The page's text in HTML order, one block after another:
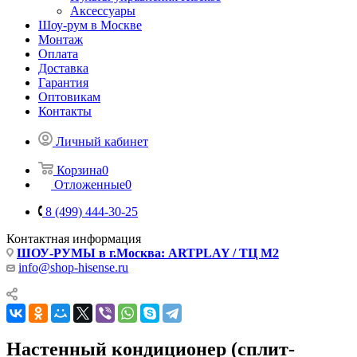
Аксессуары
Шоу-рум в Москве
Монтаж
Оплата
Доставка
Гарантия
Оптовикам
Контакты
Личный кабинет
Корзина0
Отложенные0
8 (499) 444-30-25
Контактная информация
ШОУ-РУМЫ в г.Москва: ARTPLAY / ТЦ М2
info@shop-hisense.ru
Настенный кондиционер (сплит-